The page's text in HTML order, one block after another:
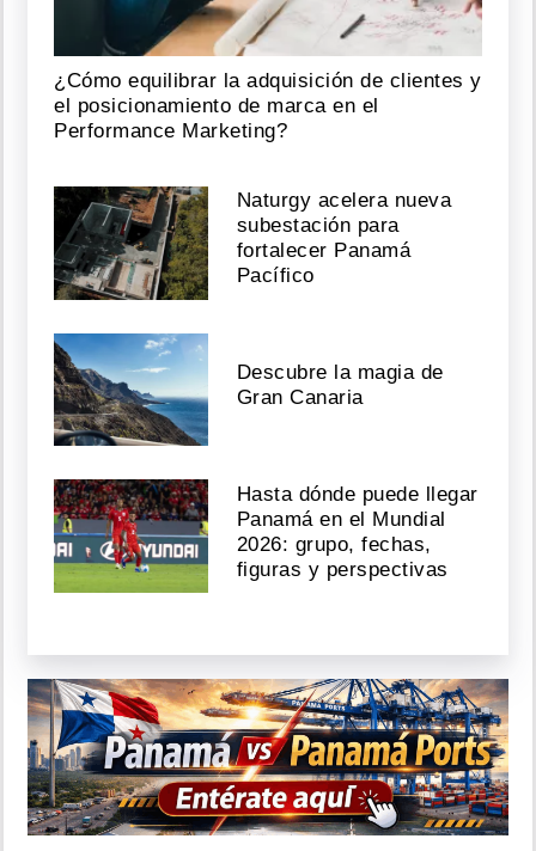
¿Cómo equilibrar la adquisición de clientes y
el posicionamiento de marca en el
Performance Marketing?
Naturgy acelera nueva
subestación para
fortalecer Panamá
Pacífico
Descubre la magia de
Gran Canaria
Hasta dónde puede llegar
Panamá en el Mundial
2026: grupo, fechas,
figuras y perspectivas